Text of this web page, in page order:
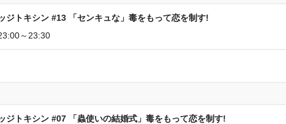
ジトキシン #13 「センキュな」毒をもって恋を制す!
～23:30
ジトキシン #07 「蟲使いの結婚式」毒をもって恋を制す!